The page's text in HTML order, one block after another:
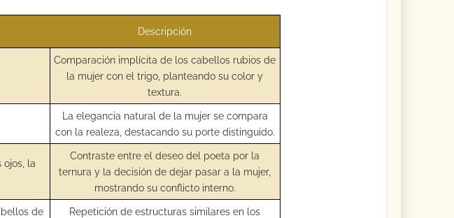
Descripción
Comparación implícita de los cabellos rubios de
la mujer con el trigo, planteando su color y
textura.
La elegancia natural de la mujer se compara
con la realeza, destacando su porte distinguido.
ojos, la
Contraste entre el deseo del poeta por la
ternura y la decisión de dejar pasar a la mujer,
mostrando su conflicto interno.
de
Repetición de estructuras similares en los